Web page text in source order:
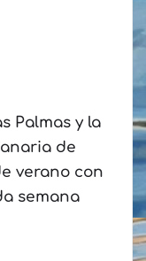
Palmas y la
de
verano con
semana